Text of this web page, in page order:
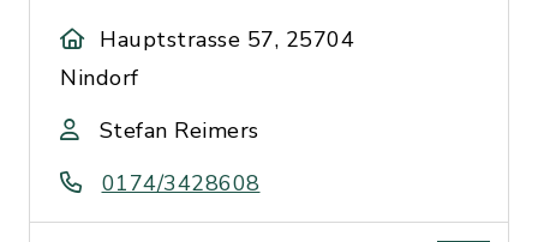
Hauptstrasse 57, 25704
Nindorf
Stefan Reimers
0174/3428608